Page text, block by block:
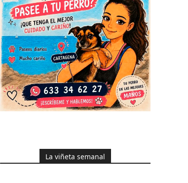
La viñeta semanal